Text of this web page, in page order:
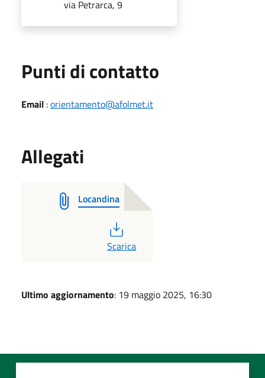
via Petrarca, 9
Punti di contatto
Email :orientamento@afolmet.it
Allegati
Locandina
PDF
Scarica
Ultimo aggiornamento: 19 maggio 2025, 16:30